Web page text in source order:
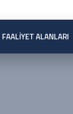
FAALIYET ALANLARI